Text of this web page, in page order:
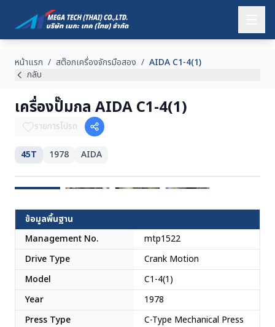
หน้าแรก / สต๊อกเครื่องจักรมือสอง / AIDA C1-4(1)
กลับ
เครื่องปั๊มกล AIDA C1-4(1)
รายการโปรด
45T 1978 AIDA
ข้อมูลพื้นฐาน
Management No.
mtp1522
Drive Type
Crank Motion
Model
C1-4(1)
Year
1978
Press Type
C-Type Mechanical Press